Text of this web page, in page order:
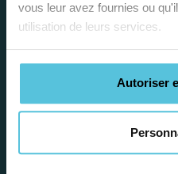
vous leur avez fournies ou
utilisation de leurs services.
Autoriser
Afin de
emploi du temps en
vos